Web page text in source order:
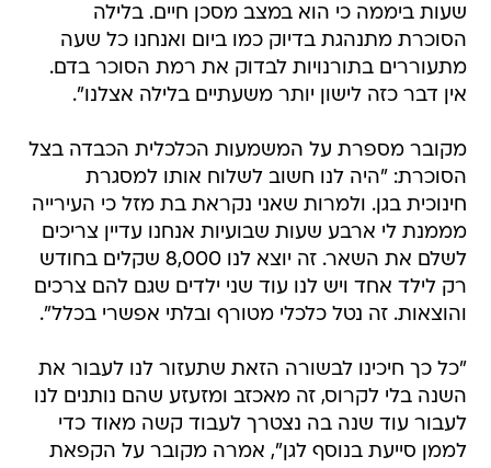
שעות ביממה כי הוא במצב מסכן חיים. בלילה
הסוכרת מתנהגת בדיוק כמו ביום ואנחנו כל שעה
מתעוררים בתורנויות לבדוק את רמת הסוכר בדם.
אין דבר כזה לישון יותר משעתיים בלילה אצלנו".
מקובר מספרת על המשמעות הכלכלית הכבדה בצל
הסוכרת: "היה לנו חשוב לשלוח אותו למסגרת
חינוכית בגן. ולמרות שאני נקראת בת מזל כי העירייה
מממנת לי ארבע שעות שבועיות אנחנו עדיין צריכים
לשלם את השאר. זה יוצא לנו 8,000 שקלים בחודש
רק לילד אחד ויש לנו עוד שני ילדים שגם להם צרכים
והוצאות. זה נטל כלכלי מטורף ובלתי אפשרי בכלל".
"כל כך חיכינו לבשורה הזאת שתעזור לנו לעבור את
השנה בלי לקרוס, זה מאכזב ומזעזע שהם נותנים לנו
לעבור עוד שנה בה נצטרך לעבוד קשה מאוד כדי
לממן סייעת בנוסף לגן", אמרה מקובר על הקפאת